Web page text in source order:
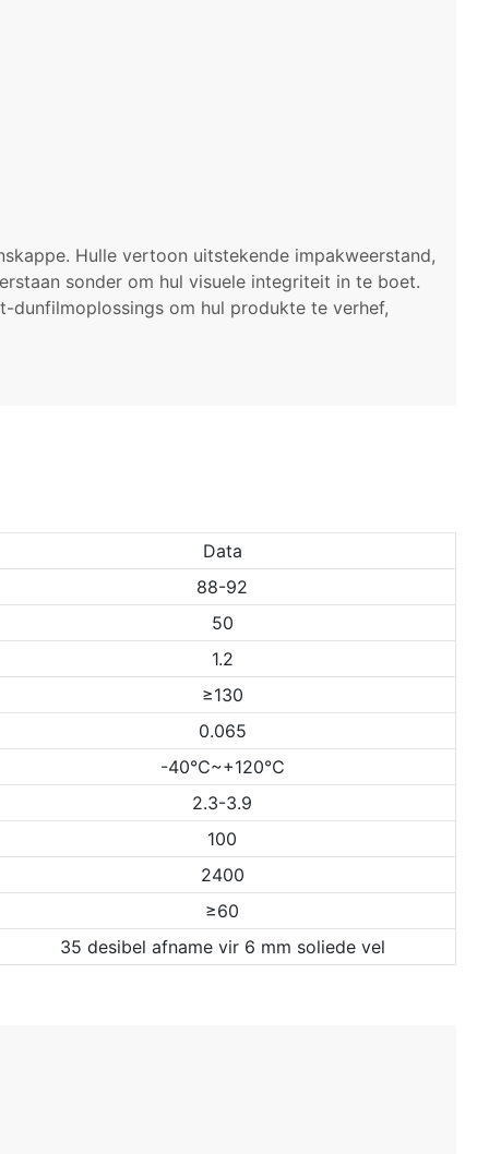
Hulle vertoon uitstekende impakweerstand,
​​sonder om hul visuele integriteit in te boet.
dunfilmoplossings om hul produkte te verhef,
Data
88-92
50
1.2
≥130
0.065
-40℃~+120℃
2.3-3.9
100
2400
≥60
35 desibel afname vir 6 mm soliede vel